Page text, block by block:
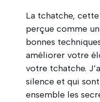
La tchatche,
perçue comme
bonnes
améliorer votre
votre tchatche.
silence et qui
ensemble les